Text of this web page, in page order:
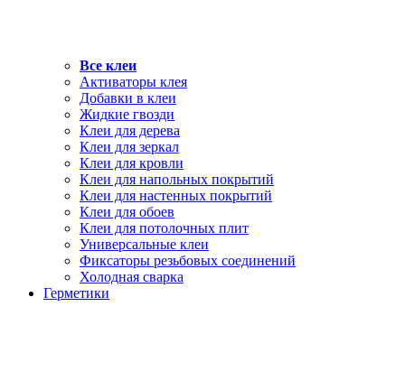
Все клеи
Активаторы клея
Добавки в клеи
Жидкие гвозди
Клеи для дерева
Клеи для зеркал
Клеи для кровли
Клеи для напольных покрытий
Клеи для настенных покрытий
Клеи для обоев
Клеи для потолочных плит
Универсальные клеи
Фиксаторы резьбовых соединений
Холодная сварка
Герметики